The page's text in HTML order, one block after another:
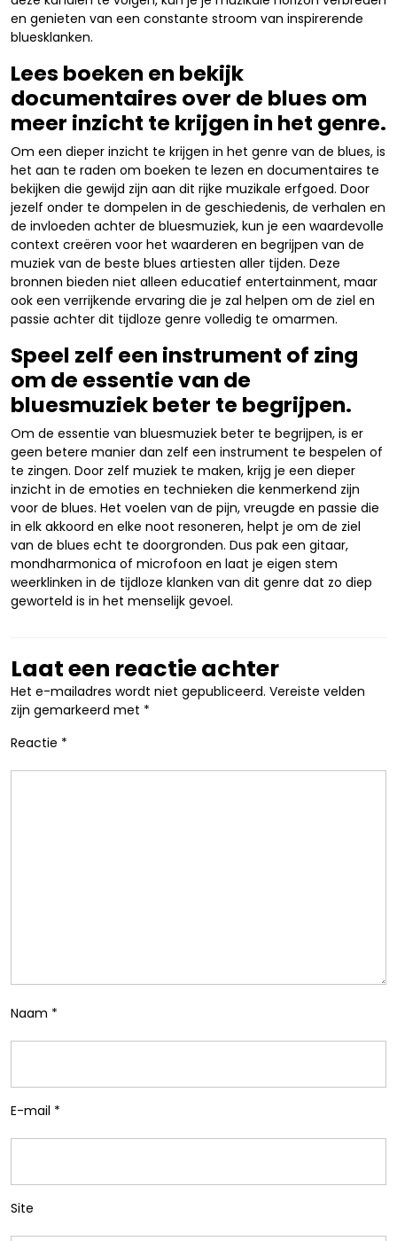
en genieten van een constante stroom van inspirerende
bluesklanken.
Lees boeken en bekijk
documentaires over de blues om
meer inzicht te krijgen in het genre.
Om een dieper inzicht te krijgen in het genre van de blues, is
het aan te raden om boeken te lezen en documentaires te
bekijken die gewijd zijn aan dit rijke muzikale erfgoed. Door
jezelf onder te dompelen in de geschiedenis, de verhalen en
de invloeden achter de bluesmuziek, kun je een waardevolle
context creëren voor het waarderen en begrijpen van de
muziek van de beste blues artiesten aller tijden. Deze
bronnen bieden niet alleen educatief entertainment, maar
ook een verrijkende ervaring die je zal helpen om de ziel en
passie achter dit tijdloze genre volledig te omarmen.
Speel zelf een instrument of zing
om de essentie van de
bluesmuziek beter te begrijpen.
Om de essentie van bluesmuziek beter te begrijpen, is er
geen betere manier dan zelf een instrument te bespelen of
te zingen. Door zelf muziek te maken, krijg je een dieper
inzicht in de emoties en technieken die kenmerkend zijn
voor de blues. Het voelen van de pijn, vreugde en passie die
in elk akkoord en elke noot resoneren, helpt je om de ziel
van de blues echt te doorgronden. Dus pak een gitaar,
mondharmonica of microfoon en laat je eigen stem
weerklinken in de tijdloze klanken van dit genre dat zo diep
geworteld is in het menselijk gevoel.
Laat een reactie achter
Het e-mailadres wordt niet gepubliceerd. Vereiste velden
zijn gemarkeerd met *
Reactie *
Naam *
E-mail *
Site